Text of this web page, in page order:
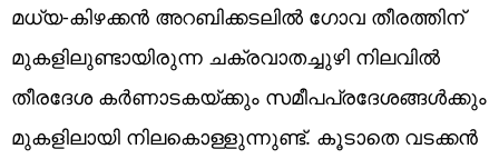
മധ്യ-കിഴക്കൻ അറബിക്കടലിൽ ഗോവ തീരത്തിന്
മുകളിലുണ്ടായിരുന്ന ചക്രവാതച്ചുഴി നിലവിൽ
തീരദേശ കർണാടകയ്ക്കും സമീപപ്രദേശങ്ങൾക്കും
മുകളിലായി നിലകൊള്ളുന്നുണ്ട്. കൂടാതെ വടക്കൻ